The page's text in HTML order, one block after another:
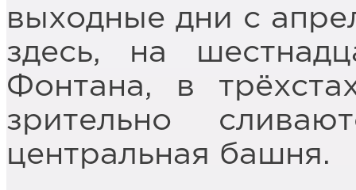
выходные дни с
здесь, на
Фонтана, в
зрительно
центральная башня.